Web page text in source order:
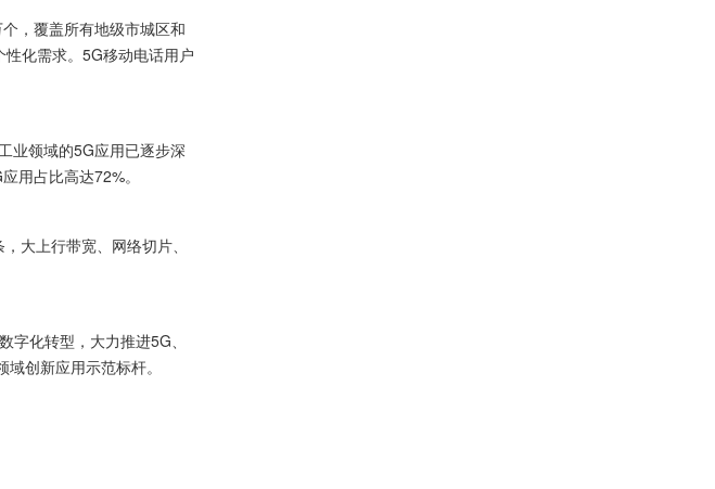
，覆盖所有地级市城区和
化需求。5G移动电话用户
业领域的5G应用已逐步深
用占比高达72%。
大上行带宽、网络切片、
化转型，大力推进5G、
创新应用示范标杆。